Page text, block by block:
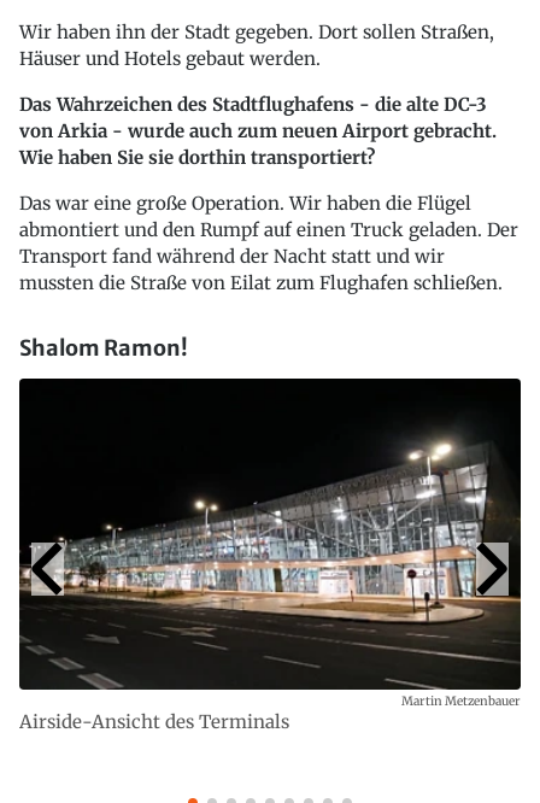
Wir haben ihn der Stadt gegeben. Dort sollen Straßen,
Häuser und Hotels gebaut werden.
Das Wahrzeichen des Stadtflughafens - die alte DC-3
von Arkia - wurde auch zum neuen Airport gebracht.
Wie haben Sie sie dorthin transportiert?
Das war eine große Operation. Wir haben die Flügel
abmontiert und den Rumpf auf einen Truck geladen. Der
Transport fand während der Nacht statt und wir
mussten die Straße von Eilat zum Flughafen schließen.
Shalom Ramon!
Airside-Ansicht des Terminals
Martin Metzenbauer